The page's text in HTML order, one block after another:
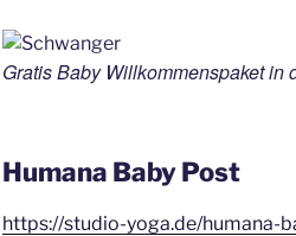
Gratis Baby Willkommenspaket in
Humana Baby Post
https://studio-yoga.de/humana-